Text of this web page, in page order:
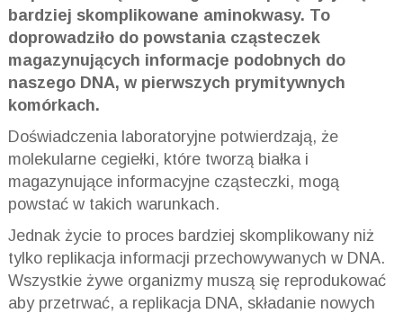
bardziej skomplikowane aminokwasy. To
doprowadziło do powstania cząsteczek
magazynujących informacje podobnych do
naszego DNA, w pierwszych prymitywnych
komórkach.
Doświadczenia laboratoryjne potwierdzają, że
molekularne cegiełki, które tworzą białka i
magazynujące informacyjne cząsteczki, mogą
powstać w takich warunkach.
Jednak życie to proces bardziej skomplikowany niż
tylko replikacja informacji przechowywanych w DNA.
Wszystkie żywe organizmy muszą się reprodukować
aby przetrwać, a replikacja DNA, składanie nowych